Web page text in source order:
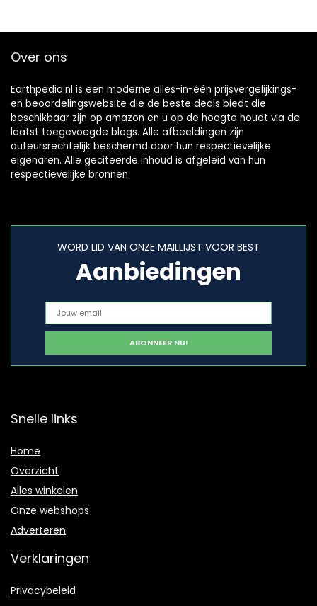
Over ons
Earthpedia.nl is een moderne alles-in-één prijsvergelijkings-
en beoordelingswebsite die de beste deals biedt die
beschikbaar zijn op amazon en u op de hoogte houdt via de
laatst toegevoegde blogs. Alle afbeeldingen zijn
auteursrechtelijk beschermd door hun respectievelijke
eigenaren. Alle geciteerde inhoud is afgeleid van hun
respectievelijke bronnen.
WORD LID VAN ONZE MAILLIJST VOOR BEST
Aanbiedingen
Snelle links
Home
Overzicht
Alles winkelen
Onze webshops
Adverteren
Verklaringen
Privacybeleid